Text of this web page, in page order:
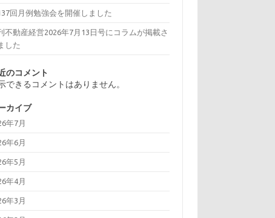
回月例勉強会を開催しました
不動産経営2026年7月13日号にコラムが掲載さ
した
のコメント
できるコメントはありません。
カイブ
年7月
年6月
年5月
年4月
年3月